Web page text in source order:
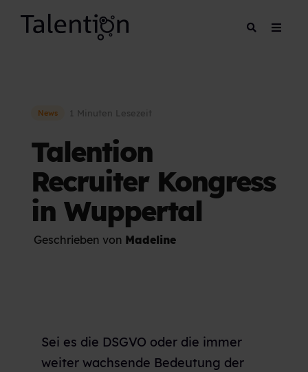
News 1 Minuten Lesezeit
Talention
Recruiter Kongress
in Wuppertal
Geschrieben von Madeline
Sei es die DSGVO oder die immer
weiter wachsende Bedeutung der